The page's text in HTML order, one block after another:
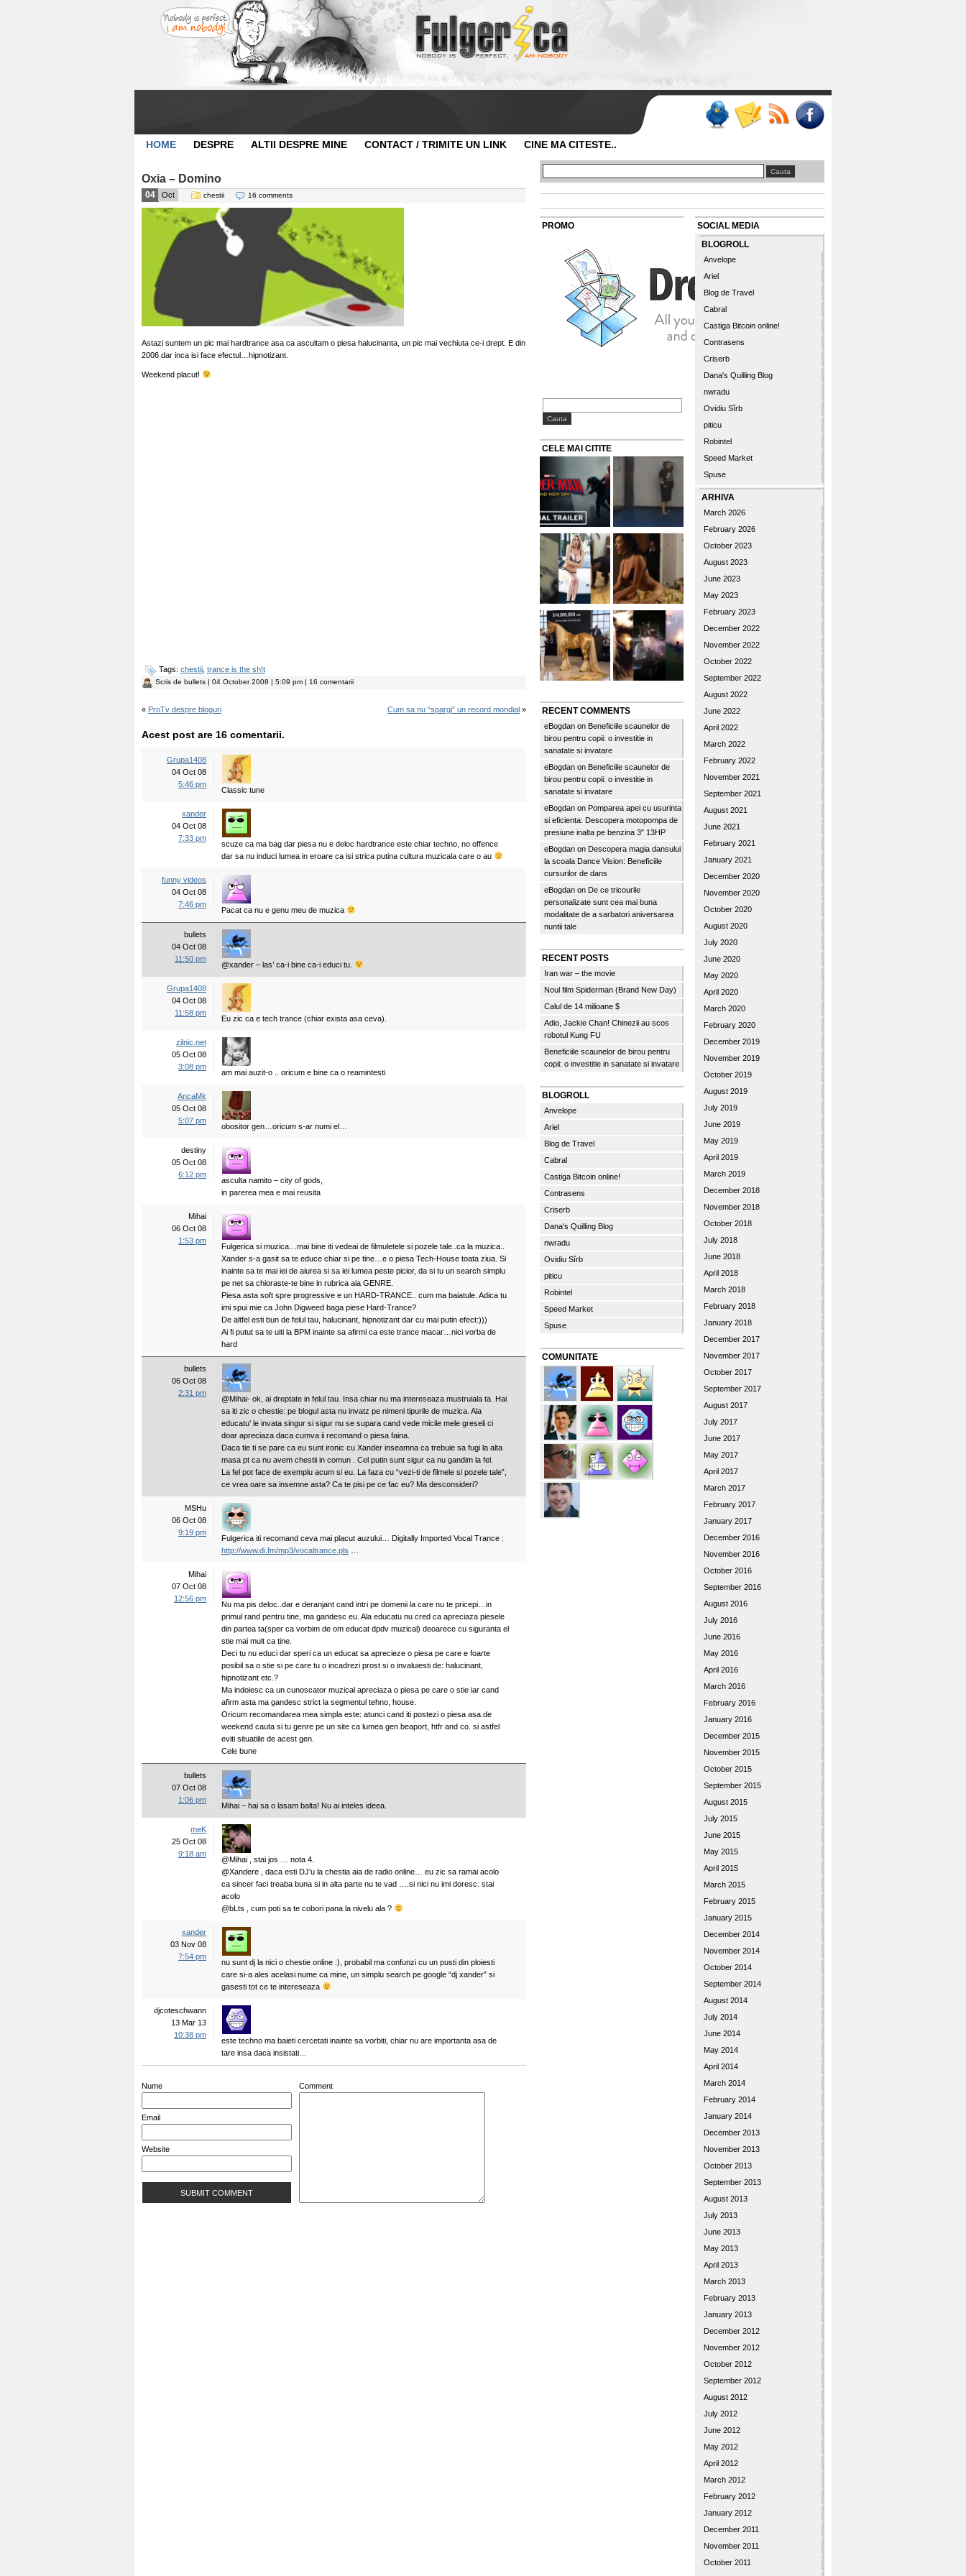
HOME DESPRE ALTII DESPRE MINE CONTACT / TRIMITE UN LINK CINE MA CITESTE..
Oxia – Domino
04 Oct chestii 16 comments
Astazi suntem un pic mai hardtrance asa ca ascultam o piesa halucinanta, un pic mai vechiuta ce-i drept. E din
2006 dar inca isi face efectul…hipnotizant.
Weekend placut!
Tags: chestii trance is the sh!t
Scris de bullets | 04 October 2008 | 5:09 pm | 16 comentarii
« ProTv despre bloguri Cum sa nu “spargi” un record mondial »
Acest post are 16 comentarii.
Grupa1408
04 Oct 08
5:46 pm
Classic tune
xander
04 Oct 08
7:33 pm
scuze ca ma bag dar piesa nu e deloc hardtrance este chiar techno, no offence
dar sa nu induci lumea in eroare ca isi strica putina cultura muzicala care o au
funny videos
04 Oct 08
7:46 pm
Pacat ca nu e genu meu de muzica
bullets
04 Oct 08
11:50 pm
@xander – las’ ca-i bine ca-i educi tu.
Grupa1408
04 Oct 08
11:58 pm
Eu zic ca e tech trance (chiar exista asa ceva).
zilnic.net
05 Oct 08
3:08 pm
am mai auzit-o .. oricum e bine ca o reamintesti
AncaMk
05 Oct 08
5:07 pm
obositor gen…oricum s-ar numi el…
destiny
05 Oct 08
6:12 pm
asculta namito – city of gods,
in parerea mea e mai reusita
Mihai
06 Oct 08
1:53 pm
Fulgerica si muzica…mai bine iti vedeai de filmuletele si pozele tale..ca la muzica..
Xander s-a gasit sa te educe chiar si pe tine…e o piesa Tech-House toata ziua. Si
inainte sa te mai iei de aiurea si sa iei lumea peste picior, da si tu un search simplu
pe net sa chioraste-te bine in rubrica aia GENRE.
Piesa asta soft spre progressive e un HARD-TRANCE.. cum ma baiatule. Adica tu
imi spui mie ca John Digweed baga piese Hard-Trance?
De altfel esti bun de felul tau, halucinant, hipnotizant dar cu mai putin efect:)))
Ai fi putut sa te uiti la BPM inainte sa afirmi ca este trance macar…nici vorba de
hard
bullets
06 Oct 08
2:31 pm
@Mihai- ok, ai dreptate in felul tau. Insa chiar nu ma intereseaza mustruiala ta. Hai
sa iti zic o chestie: pe blogul asta nu invatz pe nimeni tipurile de muzica. Ala
educatu’ le invata singur si sigur nu se supara cand vede micile mele greseli ci
doar apreciaza daca cumva ii recomand o piesa faina.
Daca tie ti se pare ca eu sunt ironic cu Xander inseamna ca trebuie sa fugi la alta
masa pt ca nu avem chestii in comun . Cel putin sunt sigur ca nu gandim la fel.
La fel pot face de exemplu acum si eu. La faza cu “vezi-ti de filmele si pozele tale”,
ce vrea oare sa insemne asta? Ca te pisi pe ce fac eu? Ma desconsideri?
MSHu
06 Oct 08
9:19 pm
Fulgerica iti recomand ceva mai placut auzului… Digitally Imported Vocal Trance :
http://www.di.fm/mp3/vocaltrance.pls
Mihai
07 Oct 08
12:56 pm
Nu ma pis deloc..dar e deranjant cand intri pe domenii la care nu te pricepi…in
primul rand pentru tine, ma gandesc eu. Ala educatu nu cred ca apreciaza piesele
din partea ta(sper ca vorbim de om educat dpdv muzical) deoarece cu siguranta el
stie mai mult ca tine.
Deci tu nu educi dar speri ca un educat sa aprecieze o piesa pe care e foarte
posibil sa o stie si pe care tu o incadrezi prost si o invaluiesti de: halucinant,
hipnotizant etc.?
Ma indoiesc ca un cunoscator muzical apreciaza o piesa pe care o stie iar cand
afirm asta ma gandesc strict la segmentul tehno, house.
Oricum recomandarea mea simpla este: atunci cand iti postezi o piesa asa.de
weekend cauta si tu genre pe un site ca lumea gen beaport, htfr and co. si astfel
eviti situatiile de acest gen.
Cele bune
bullets
07 Oct 08
1:06 pm
Mihai – hai sa o lasam balta! Nu ai inteles ideea.
meK
25 Oct 08
9:18 am
@Mihai , stai jos … nota 4.
@Xandere , daca esti DJ’u la chestia aia de radio online… eu zic sa ramai acolo
ca sincer faci treaba buna si in alta parte nu te vad ….si nici nu imi doresc. stai
acolo
@bLts , cum poti sa te cobori pana la nivelu ala ?
xander
03 Nov 08
7:54 pm
nu sunt dj la nici o chestie online :), probabil ma confunzi cu un pusti din ploiesti
care si-a ales acelasi nume ca mine, un simplu search pe google “dj xander” si
gasesti tot ce te intereseaza
djcoteschwann
13 Mar 13
10:38 pm
este techno ma baieti cercetati inainte sa vorbiti, chiar nu are importanta asa de
tare insa daca insistati…
Nume
Email
Website
Comment
PROMO
CELE MAI CITITE
RECENT COMMENTS
eBogdan on Beneficiile scaunelor de
birou pentru copii: o investitie in
sanatate si invatare
eBogdan on Beneficiile scaunelor de
birou pentru copii: o investitie in
sanatate si invatare
eBogdan on Pomparea apei cu usurinta
si eficienta: Descopera motopompa de
presiune inalta pe benzina 3″ 13HP
eBogdan on Descopera magia dansului
la scoala Dance Vision: Beneficiile
cursurilor de dans
eBogdan on De ce tricourile
personalizate sunt cea mai buna
modalitate de a sarbatori aniversarea
nuntii tale
RECENT POSTS
Iran war – the movie
Noul film Spiderman (Brand New Day)
Calul de 14 milioane $
Adio, Jackie Chan! Chinezii au scos
robotul Kung FU
Beneficiile scaunelor de birou pentru
copii: o investitie in sanatate si invatare
BLOGROLL
Anvelope
Ariel
Blog de Travel
Cabral
Castiga Bitcoin online!
Contrasens
Criserb
Dana's Quilling Blog
nwradu
Ovidiu Sîrb
piticu
Robintel
Speed Market
Spuse
COMUNITATE
SOCIAL MEDIA
BLOGROLL
Anvelope
Ariel
Blog de Travel
Cabral
Castiga Bitcoin online!
Contrasens
Criserb
Dana's Quilling Blog
nwradu
Ovidiu Sîrb
piticu
Robintel
Speed Market
Spuse
ARHIVA
March 2026
February 2026
October 2023
August 2023
June 2023
May 2023
February 2023
December 2022
November 2022
October 2022
September 2022
August 2022
June 2022
April 2022
March 2022
February 2022
November 2021
September 2021
August 2021
June 2021
February 2021
January 2021
December 2020
November 2020
October 2020
August 2020
July 2020
June 2020
May 2020
April 2020
March 2020
February 2020
December 2019
November 2019
October 2019
August 2019
July 2019
June 2019
May 2019
April 2019
March 2019
December 2018
November 2018
October 2018
July 2018
June 2018
April 2018
March 2018
February 2018
January 2018
December 2017
November 2017
October 2017
September 2017
August 2017
July 2017
June 2017
May 2017
April 2017
March 2017
February 2017
January 2017
December 2016
November 2016
October 2016
September 2016
August 2016
July 2016
June 2016
May 2016
April 2016
March 2016
February 2016
January 2016
December 2015
November 2015
October 2015
September 2015
August 2015
July 2015
June 2015
May 2015
April 2015
March 2015
February 2015
January 2015
December 2014
November 2014
October 2014
September 2014
August 2014
July 2014
June 2014
May 2014
April 2014
March 2014
February 2014
January 2014
December 2013
November 2013
October 2013
September 2013
August 2013
July 2013
June 2013
May 2013
April 2013
March 2013
February 2013
January 2013
December 2012
November 2012
October 2012
September 2012
August 2012
July 2012
June 2012
May 2012
April 2012
March 2012
February 2012
January 2012
December 2011
November 2011
October 2011